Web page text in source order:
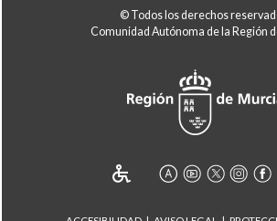
© Todos los derechos
Comunidad Autónoma de la Región